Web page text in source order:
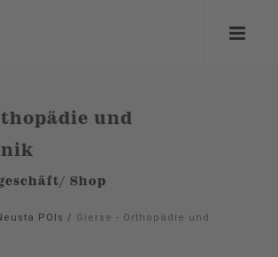
und
Shop
POIs / Gierse - Orthopädie und